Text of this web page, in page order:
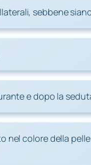
sebbene
e dopo la
nel colore della